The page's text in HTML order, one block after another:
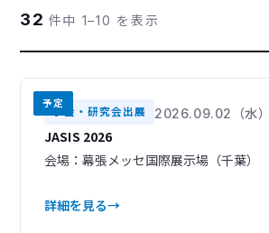
すべて
技術講演会 18 ユーザー
イベントレポート 8
32 件中 1–10 を表示
予定
学会・研究会出展 2026.09.02（水）
JASIS 2026
会場：幕張メッセ国際展示場（千葉）
詳細を見る